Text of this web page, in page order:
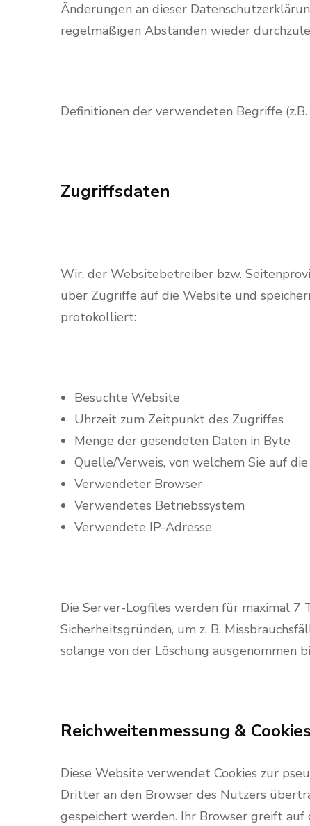
Änderungen an dieser
regelmäßigen Abständen wieder
Definitionen der verwendeten Begriffe (z.B.
Zugriffsdaten
Wir, der Websitebetreiber bzw.
über Zugriffe auf die Website und
protokolliert:
Besuchte Website
Uhrzeit zum Zeitpunkt des Zugriffes
Menge der gesendeten Daten in Byte
Quelle/Verweis, von welchem Sie auf
Verwendeter Browser
Verwendetes Betriebssystem
Verwendete IP-Adresse
Die Server-Logfiles werden für maximal 7
Sicherheitsgründen, um z. B.
solange von der Löschung
Reichweitenmessung & Cookies
Diese Website verwendet Cookies zur
Dritter an den Browser des Nutzers
gespeichert werden. Ihr Browser greift auf